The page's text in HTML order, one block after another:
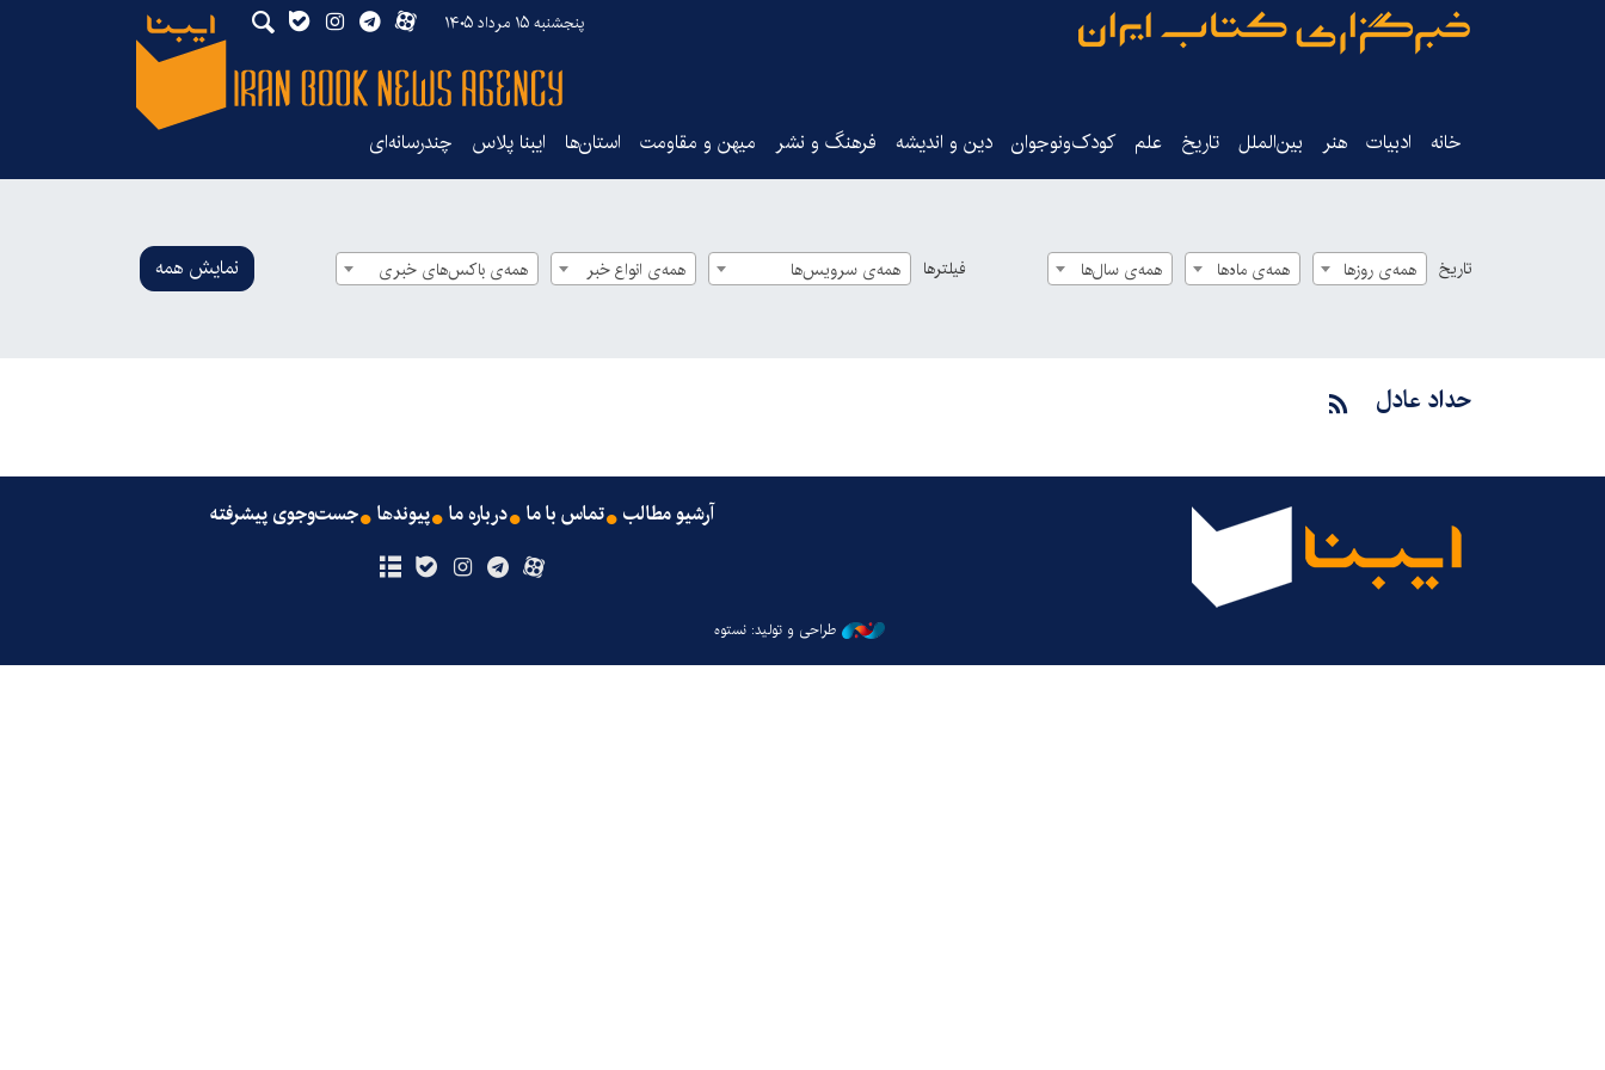
پنجشنبه ۱۵ مرداد ۱۴۰۵
خانه ادبیات هنر بین‌الملل تاریخ‌ علم کودک‌ونوجوان دین و اندیشه فرهنگ و نشر میهن و مقاومت استان‌ها ایبنا پلاس چندرسانه‌ای
تاریخ همه‌ی روزها همه‌ی ماه‌ها همه‌ی سال‌ها فیلترها همه‌ی سرویس‌ها همه‌ی انواع خبر همه‌ی باکس‌های خبری نمایش همه
حداد عادل
آرشیو مطالب تماس با ما درباره ما پیوندها جست‌وجوی پیشرفته
طراحی و تولید: نستوه